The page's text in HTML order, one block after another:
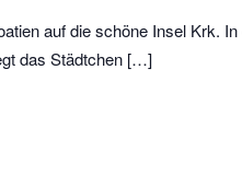
auf die schöne Insel Krk.
das Städtchen […]